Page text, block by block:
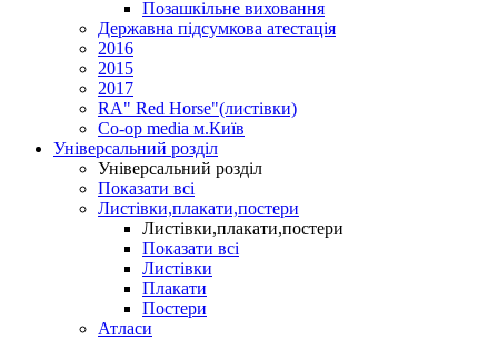
Позашкільне виховання
Державна підсумкова атестація
2016
2015
2017
RA" Red Horse"(листівки)
Co-op media м.Київ
Універсальний розділ
Універсальний розділ
Показати всі
Листівки,плакати,постери
Листівки,плакати,постери
Показати всі
Листівки
Плакати
Постери
Атласи